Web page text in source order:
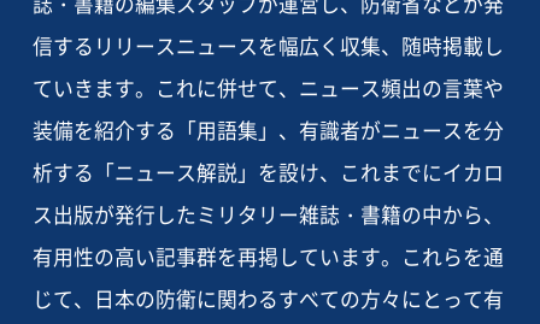
信するリリースニュースを幅広く収集、随時掲載し
ていきます。これに併せて、ニュース頻出の言葉や
装備を紹介する「用語集」、有識者がニュースを分
析する「ニュース解説」を設け、これまでにイカロ
ス出版が発行したミリタリー雑誌・書籍の中から、
有用性の高い記事群を再掲しています。これらを通
じて、日本の防衛に関わるすべての方々にとって有